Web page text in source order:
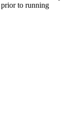
prior to running